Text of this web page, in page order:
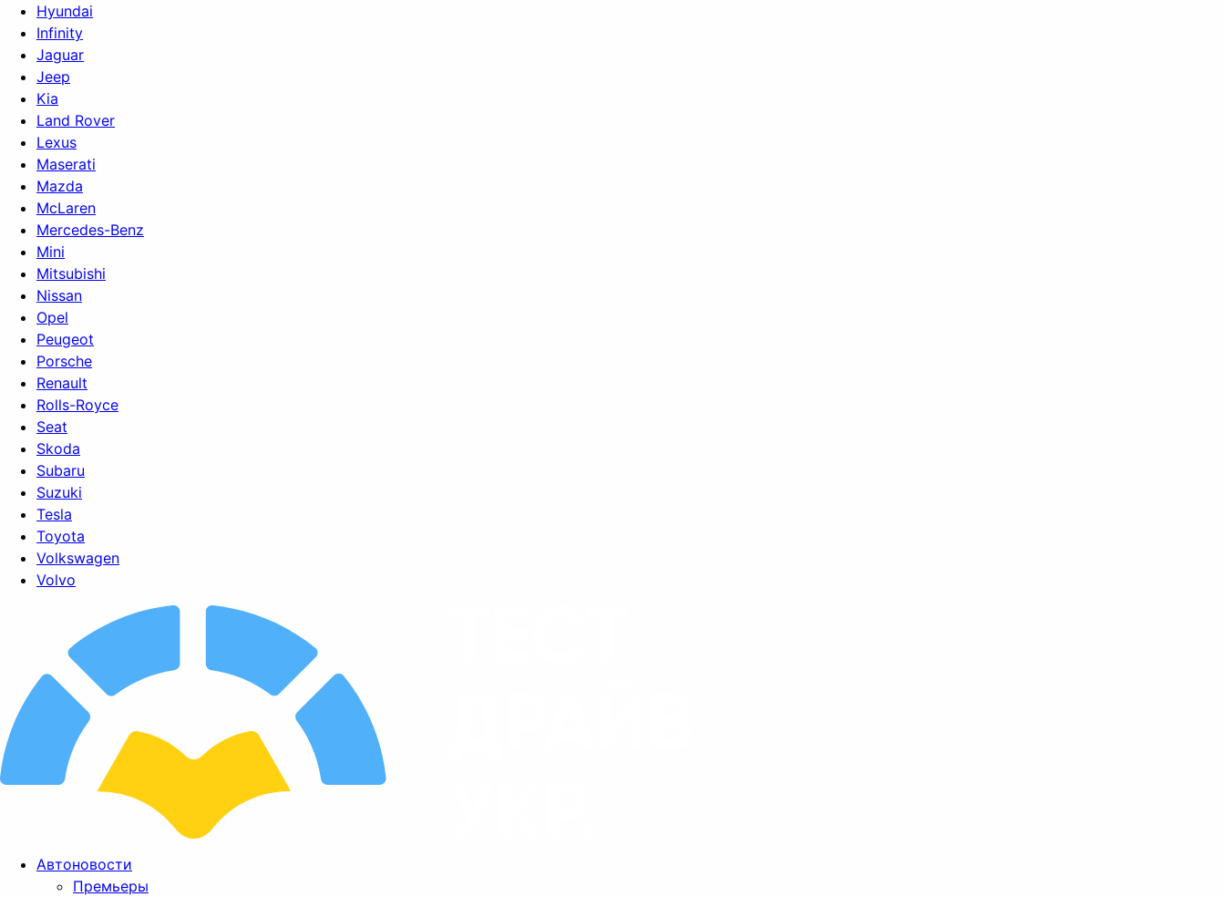
Hyundai
Infinity
Jaguar
Jeep
Kia
Land Rover
Lexus
Maserati
Mazda
McLaren
Mercedes-Benz
Mini
Mitsubishi
Nissan
Opel
Peugeot
Porsche
Renault
Rolls-Royce
Seat
Skoda
Subaru
Suzuki
Tesla
Toyota
Volkswagen
Volvo
Автоновости
Премьеры